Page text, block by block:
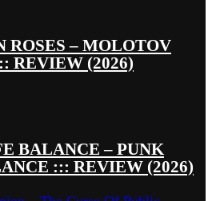
ROSES – MOLOTOV
REVIEW (2026)
BALANCE – PUNK
::: REVIEW (2026)